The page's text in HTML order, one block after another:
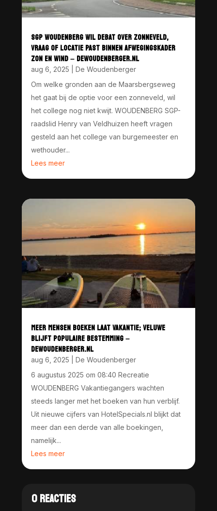
SGP WOUDENBERG WIL DEBAT OVER ZONNEVELD,
VRAAG OF LOCATIE PAST BINNEN AFWEGINGSKADER
ZON EN WIND – DEWOUDENBERGER.NL
aug 6, 2025
De Woudenberger
Om welke gronden aan de Maarsbergseweg
het gaat bij de optie voor een zonneveld, wil
het college nog niet kwijt. WOUDENBERG SGP-
raadslid Henry van Veldhuizen heeft vragen
gesteld aan het college van burgemeester en
wethouder...
Lees meer
MEER MENSEN BOEKEN LAAT VAKANTIE; VELUWE
BLIJFT POPULAIRE BESTEMMING –
DEWOUDENBERGER.NL
aug 6, 2025
De Woudenberger
6 augustus 2025 om 08:40 Recreatie
WOUDENBERG Vakantiegangers wachten
steeds langer met het boeken van hun verblijf.
Uit nieuwe cijfers van HotelSpecials.nl blijkt dat
meer dan een derde van alle boekingen,
namelijk...
Lees meer
0 REACTIES